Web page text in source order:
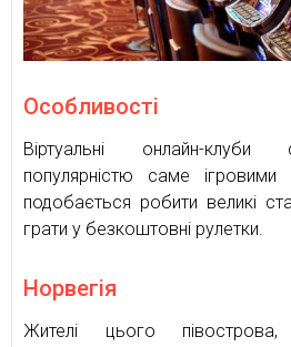
Особливості
Віртуальні онлайн-
популярністю саме
подобається робити великі
грати у безкоштовні рулетки.
Норвегія
Жителі цього